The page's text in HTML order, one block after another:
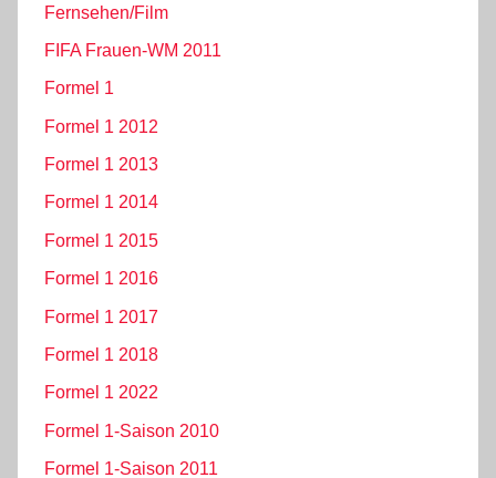
Fernsehen/Film
FIFA Frauen-WM 2011
Formel 1
Formel 1 2012
Formel 1 2013
Formel 1 2014
Formel 1 2015
Formel 1 2016
Formel 1 2017
Formel 1 2018
Formel 1 2022
Formel 1-Saison 2010
Formel 1-Saison 2011